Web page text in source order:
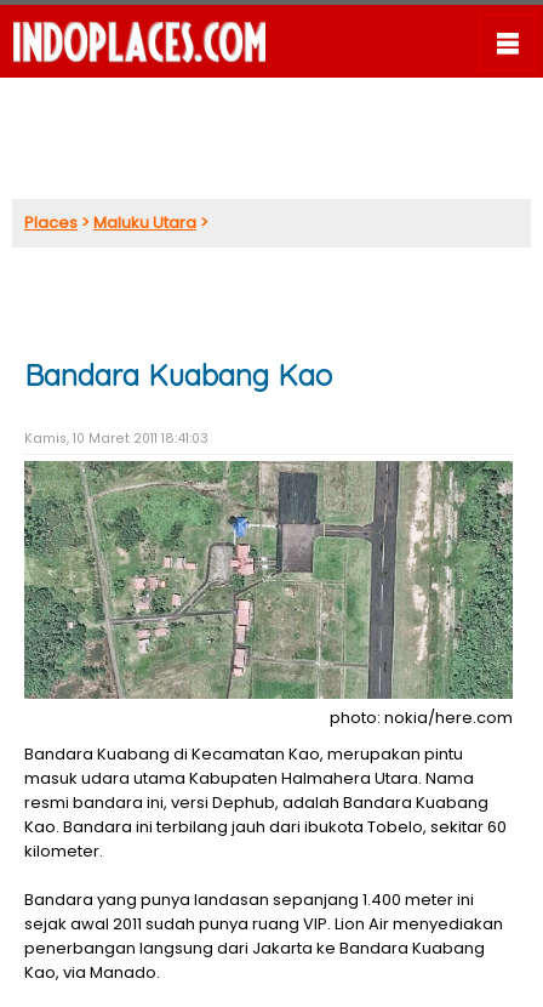
Places >Maluku Utara >
Bandara Kuabang Kao
Kamis, 10 Maret 2011 18:41:03
photo: nokia/here.com
Bandara Kuabang di Kecamatan Kao, merupakan pintu
masuk udara utama Kabupaten Halmahera Utara. Nama
resmi bandara ini, versi Dephub, adalah Bandara Kuabang
Kao. Bandara ini terbilang jauh dari ibukota Tobelo, sekitar 60
kilometer.
Bandara yang punya landasan sepanjang 1.400 meter ini
sejak awal 2011 sudah punya ruang VIP. Lion Air menyediakan
penerbangan langsung dari Jakarta ke Bandara Kuabang
Kao, via Manado.